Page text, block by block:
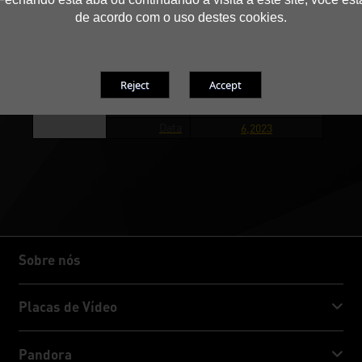
de acordo com o uso destes cookies.
Comments(in
Optimal Ratio Price -
Award Page)
6,2023
Sobre nós
Sobre nós
Placas de Vídeo
Pandora